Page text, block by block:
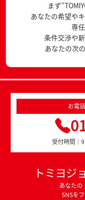
まず
あなたの希望や
専
条件交渉や
あなたの次
お電
受付時間｜
トミヨジ
あなたの
SNSを